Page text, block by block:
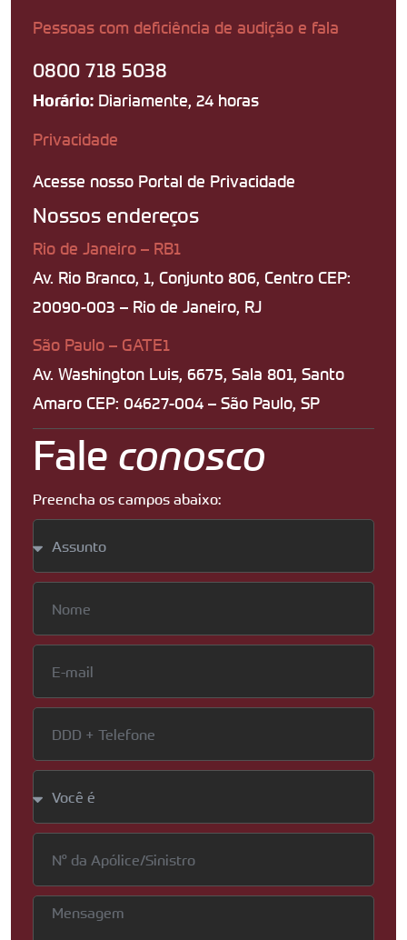
Pessoas com deficiência de audição e fala
0800 718 5038
Horário: Diariamente, 24 horas
Privacidade
Acesse nosso Portal de Privacidade
Nossos endereços
Rio de Janeiro – RB1
Av. Rio Branco, 1, Conjunto 806, Centro CEP:
20090-003 – Rio de Janeiro, RJ
São Paulo – GATE1
Av. Washington Luis, 6675, Sala 801, Santo
Amaro CEP: 04627-004 – São Paulo, SP
Fale conosco
Preencha os campos abaixo: